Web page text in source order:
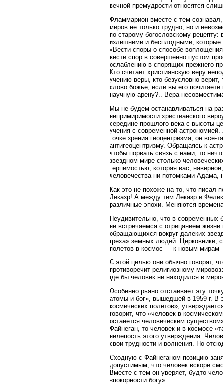
вечной премудрости относятся
Фламмарион вместе с тем
миров не только трудно, но и
по старому богословскому
излишними и бесплодными,
«Вести споры о способе
вести спор в совершенно пустом
ослаблению в спорящих прежнего
Кто считает христианскую веру
учению веры, кто безусловно
слово божье, если вы его
научную арену?.. Вера
Мы не будем останавливаться на
непримиримости христианского
середине прошлого века с высоты
учения с современной
точке зрения геоцентризма, он
антигеоцентризму. Обращаясь к
чтобы порвать связь с нами, то
звездном мире столько
терпимостью, которая вас,
человечества ни потомками Адама,
Как это не похоже на то, что писал
Леказр! А между тем Леказр и
различные эпохи. Меняются
Неудивительно, что в современных
не встречаемся с отрицанием
обращающихся вокруг далеких
греха» земных людей. Церковники,
полетов в космос — к новым мирам
С этой целью они обычно говорят,
противоречит религиозному
где бы человек ни находился в
Особенно рьяно отстаивает эту
атомы и бог», вышедшей в 1959 г. В
космических полетов»,
говорит, что «человек в
останется человеческим
Файнеган, то человек и в космосе
нелепость этого утверждения.
свои трудности и волнения. Но
Сходную с Файнеганом позицию
допустимым, что человек вскоре
Вместе с тем он уверяет, будто
«покорности богу».